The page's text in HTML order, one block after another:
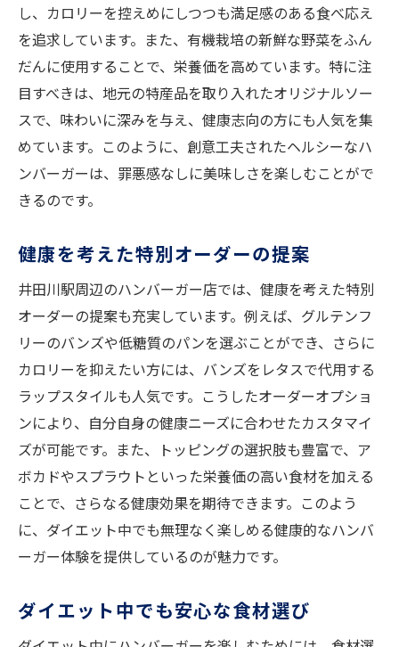
し、カロリーを控えめにしつつも満足感のある食べ応え
を追求しています。また、有機栽培の新鮮な野菜をふん
だんに使用することで、栄養価を高めています。特に注
目すべきは、地元の特産品を取り入れたオリジナルソー
スで、味わいに深みを与え、健康志向の方にも人気を集
めています。このように、創意工夫されたヘルシーなハ
ンバーガーは、罪悪感なしに美味しさを楽しむことがで
きるのです。
健康を考えた特別オーダーの提案
井田川駅周辺のハンバーガー店では、健康を考えた特別
オーダーの提案も充実しています。例えば、グルテンフ
リーのバンズや低糖質のパンを選ぶことができ、さらに
カロリーを抑えたい方には、バンズをレタスで代用する
ラップスタイルも人気です。こうしたオーダーオプショ
ンにより、自分自身の健康ニーズに合わせたカスタマイ
ズが可能です。また、トッピングの選択肢も豊富で、ア
ボカドやスプラウトといった栄養価の高い食材を加える
ことで、さらなる健康効果を期待できます。このよう
に、ダイエット中でも無理なく楽しめる健康的なハンバ
ーガー体験を提供しているのが魅力です。
ダイエット中でも安心な食材選び